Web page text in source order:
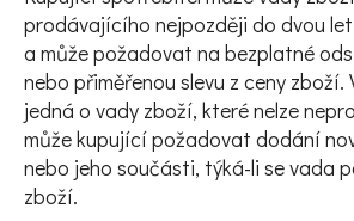
prodávajícího nejpozději do dvou
a může požadovat na bezplatné
nebo přiměřenou slevu z ceny zboží.
jedná o vady zboží, které nelze
může kupující požadovat dodání
nebo jeho součásti, týká-li se vada
zboží.